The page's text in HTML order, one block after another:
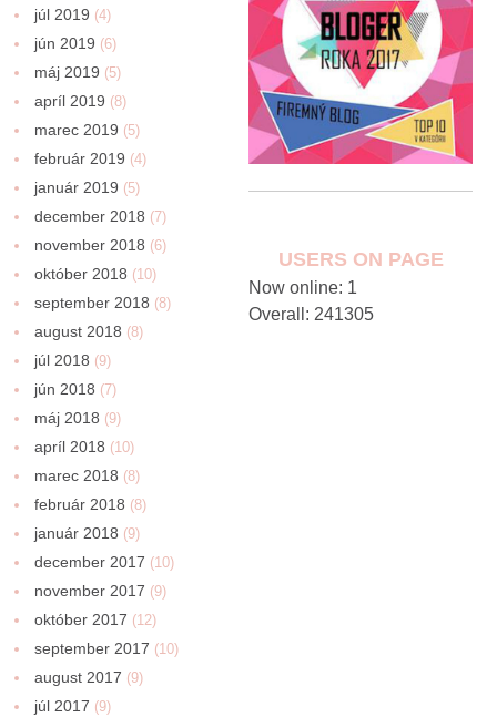
júl 2019 (4)
jún 2019 (6)
máj 2019 (5)
apríl 2019 (8)
marec 2019 (5)
február 2019 (4)
január 2019 (5)
december 2018 (7)
november 2018 (6)
október 2018 (10)
september 2018 (8)
august 2018 (8)
júl 2018 (9)
jún 2018 (7)
máj 2018 (9)
apríl 2018 (10)
marec 2018 (8)
február 2018 (8)
január 2018 (9)
december 2017 (10)
november 2017 (9)
október 2017 (12)
september 2017 (10)
august 2017 (9)
júl 2017 (9)
USERS ON PAGE
Now online: 1
Overall: 241305